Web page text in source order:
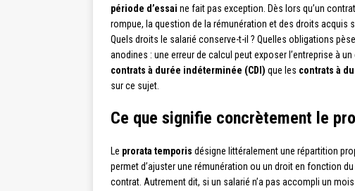
période d’essai ne fait pas exception. Dès lors qu’un
rompue, la question de la rémunération et des droits acquis
Quels droits le salarié conserve-t-il ? Quelles obligations
anodines : une erreur de calcul peut exposer l’entreprise à
contrats à durée indéterminée (CDI) que les contrats à
sur ce sujet.
Ce que signifie concrètement le
Le prorata temporis désigne littéralement une répartition
permet d’ajuster une rémunération ou un droit en fonction du
contrat. Autrement dit, si un salarié n’a pas accompli un